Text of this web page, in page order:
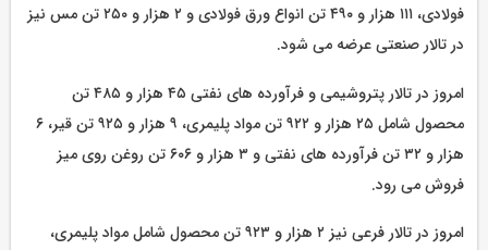
فولادی، ۱۱۱ هزار و ۴۹۰ تن انواع ورق فولادی و ۲ هزار و ۲۵۰ تن مس نیز
در تالار صنعتی عرضه می شود.
امروز در تالار پتروشیمی و فرآورده های نفتی ۴۵ هزار و ۴۸۵ تن
محصول شامل ۲۵ هزار و ۹۲۲ تن مواد پلیمری، ۹ هزار و ۹۲۵ تن قیر، ۶
هزار و ۳۲ تن فرآورده های نفتی و ۳ هزار و ۶۰۶ تن روغن روی میز
فروش می رود.
امروز در تالار فرعی نیز ۲ هزار و ۹۲۳ تن محصول شامل مواد پلیمری،